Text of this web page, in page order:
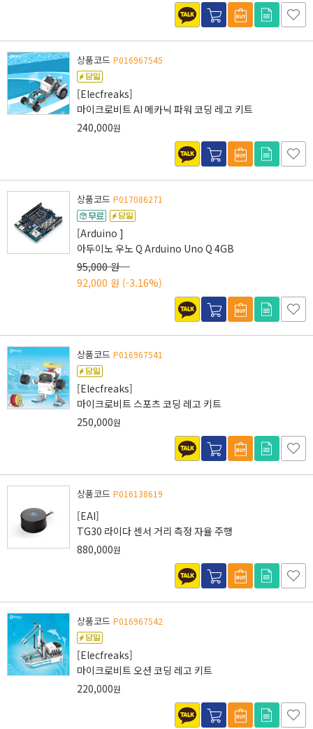
상품코드 P016967545
[Elecfreaks]
마이크로비트 AI 메카닉 파워 코딩 레고 키트
240,000원
상품코드 P017086271
[Arduino ]
아두이노 우노 Q Arduino Uno Q 4GB
95,000 원
92,000 원 (-3.16%)
상품코드 P016967541
[Elecfreaks]
마이크로비트 스포츠 코딩 레고 키트
250,000원
상품코드 P016138619
[EAI]
TG30 라이다 센서 거리 측정 자율 주행
880,000원
상품코드 P016967542
[Elecfreaks]
마이크로비트 오션 코딩 레고 키트
220,000원